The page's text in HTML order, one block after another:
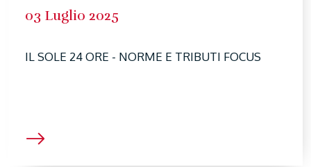
03 Luglio 2025
IL SOLE 24 ORE - NORME E TRIBUTI FOCUS